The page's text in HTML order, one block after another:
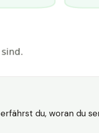
du, woran du